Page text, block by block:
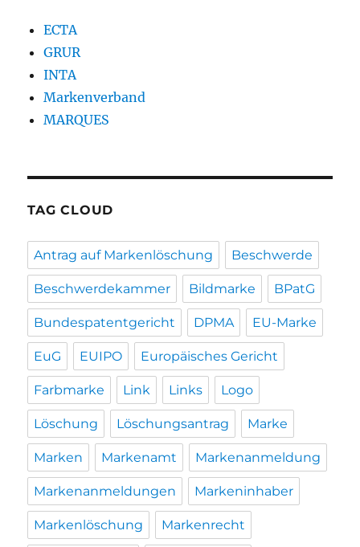
ECTA
GRUR
INTA
Markenverband
MARQUES
TAG CLOUD
Antrag auf Markenlöschung Beschwerde
Beschwerdekammer Bildmarke BPatG
Bundespatentgericht DPMA EU-Marke
EuG EUIPO Europäisches Gericht
Farbmarke Link Links Logo
Löschung Löschungsantrag Marke
Marken Markenamt Markenanmeldung
Markenanmeldungen Markeninhaber
Markenlöschung Markenrecht